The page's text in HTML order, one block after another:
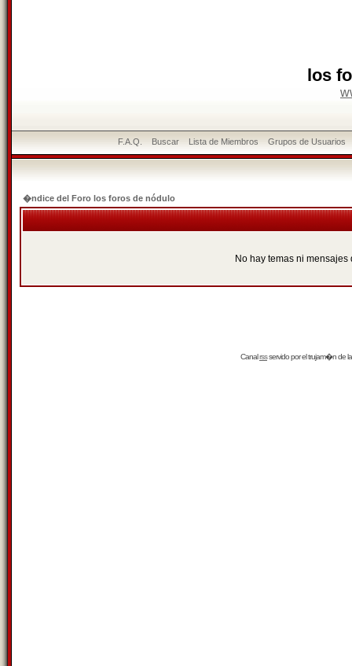
los
F.A.Q. Buscar Lista de Miembros Grupos de Usuarios
�ndice del Foro los foros de nódulo
No hay temas ni
Canalrssservido por eltrujam�nde